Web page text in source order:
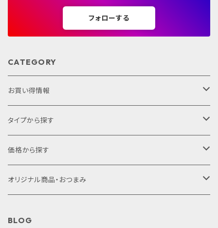
フォローする
CATEGORY
お買い得情報
セット商品
ギフトセット
タイプから探す
プレミアムシリーズ
サクラアワード2022
価格から探す
1,000円未満
オリジナル商品・おつまみ
BLOG